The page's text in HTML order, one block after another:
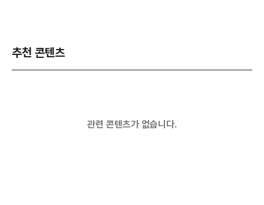
추천 콘텐츠
관련 콘텐츠가 없습니다.